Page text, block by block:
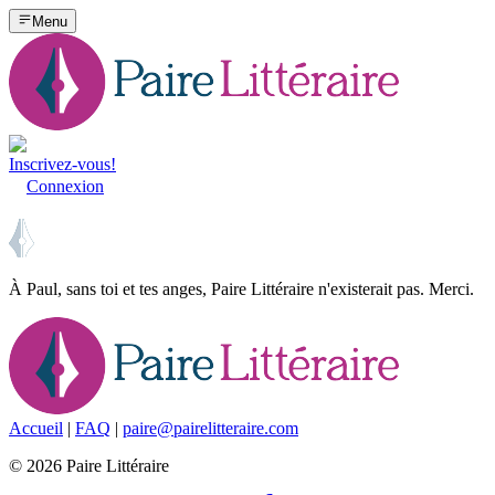
Menu
Inscrivez-vous!
Connexion
À Paul, sans toi et tes anges, Paire Littéraire n'existerait pas. Merci.
Accueil | FAQ | paire@pairelitteraire.com
© 2026 Paire Littéraire